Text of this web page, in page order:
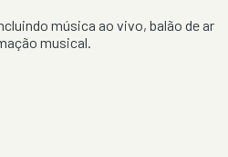
música ao vivo, balão de ar
musical.